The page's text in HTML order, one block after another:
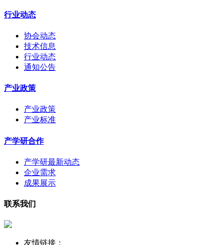
行业动态
协会动态
技术信息
行业动态
通知公告
产业政策
产业政策
产业标准
产学研合作
产学研最新动态
企业需求
成果展示
联系我们
友情链接：